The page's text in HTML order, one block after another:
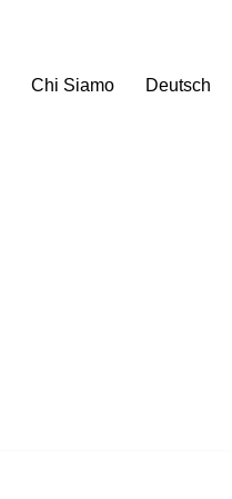
Chi Siamo Deutsch